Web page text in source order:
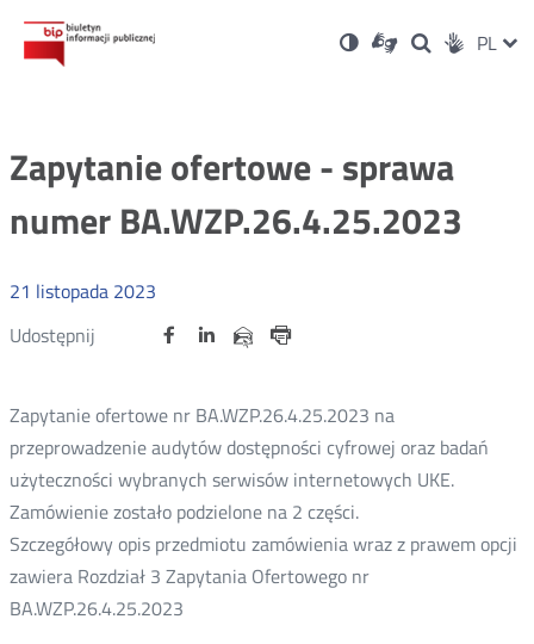
Ustawienia
Wersja
kontrastowa
Dla
niesłyszących
OtwórzOtwórz
w
Otwórz
w
Social PL
Zapytanie ofertowe - sprawa
numer BA.WZP.26.4.25.2023
21 listopada 2023
Udostępnij
Udostępnij
Otwórz Udostępnij
na
OtwórzUdostępnij
na
OtwórzUdostępnij
przez
Zapytanie ofertowe nr BA.WZP.26.4.25.2023 na
przeprowadzenie audytów dostępności cyfrowej oraz badań
użyteczności wybranych serwisów internetowych UKE.
Zamówienie zostało podzielone na 2 części.
Szczegółowy opis przedmiotu zamówienia wraz z prawem opcji
zawiera Rozdział 3 Zapytania Ofertowego nr
BA.WZP.26.4.25.2023